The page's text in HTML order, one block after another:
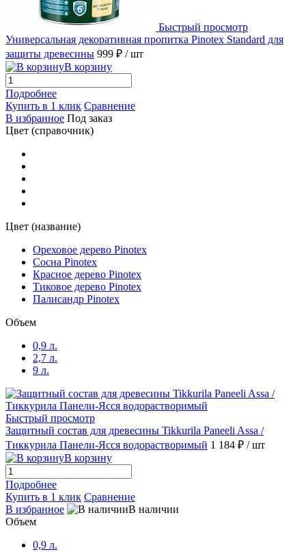
Быстрый просмотр
Универсальная декоративная пропитка Pinotex Standard для
защиты древесины 999 ₽ / шт
В корзину
Подробнее
Купить в 1 клик Сравнение
В избранное Под заказ
Цвет (справочник)
Цвет (название)
Ореховое дерево Pinotex
Сосна Pinotex
Красное дерево Pinotex
Тиковое дерево Pinotex
Палисандр Pinotex
Объем
0,9 л.
2,7 л.
9 л.
Быстрый просмотр
Защитный состав для древесины Tikkurila Paneeli Assa /
Тиккурила Панели-Ясся водорастворимый 1 184 ₽ / шт
В корзину
Подробнее
Купить в 1 клик Сравнение
В избранное
В наличии
Объем
0,9 л.